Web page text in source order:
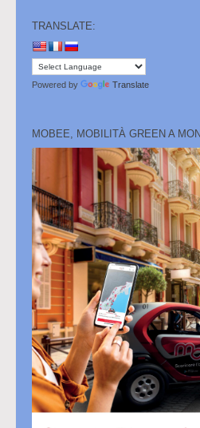
TRANSLATE:
Powered by Translate
MOBEE, MOBILITÀ GREEN A